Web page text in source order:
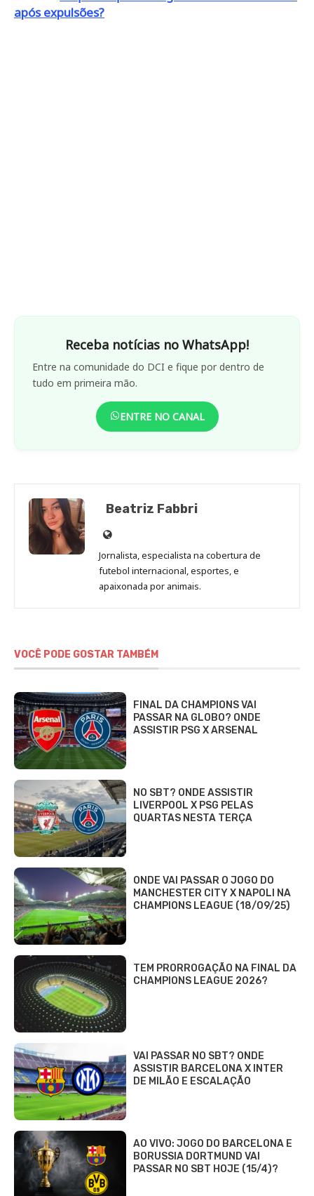
após expulsões?
Receba notícias no WhatsApp!
Entre na comunidade do DCI e fique por dentro de
tudo em primeira mão.
ENTRE NO CANAL
Beatriz Fabbri
Site
de
Beatriz
Fabbri
Jornalista, especialista na cobertura de
futebol internacional, esportes, e
apaixonada por animais.
VOCÊ PODE GOSTAR TAMBÉM
FINAL DA CHAMPIONS VAI
PASSAR NA GLOBO? ONDE
ASSISTIR PSG X ARSENAL
NO SBT? ONDE ASSISTIR
LIVERPOOL X PSG PELAS
QUARTAS NESTA TERÇA
ONDE VAI PASSAR O JOGO DO
MANCHESTER CITY X NAPOLI NA
CHAMPIONS LEAGUE (18/09/25)
TEM PRORROGAÇÃO NA FINAL DA
CHAMPIONS LEAGUE 2026?
VAI PASSAR NO SBT? ONDE
ASSISTIR BARCELONA X INTER
DE MILÃO E ESCALAÇÃO
AO VIVO: JOGO DO BARCELONA E
BORUSSIA DORTMUND VAI
PASSAR NO SBT HOJE (15/4)?